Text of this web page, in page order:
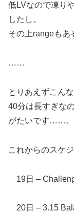
低LVなので凍り
したし。
その上rangeもあ
……
とりあえずこん
40分は長すぎな
がたいです……。
これからのスケ
19日 –
20日 – 3.15